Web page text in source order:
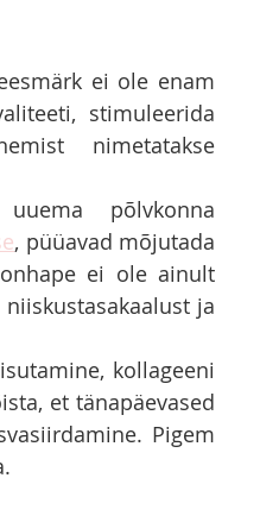
ei ole enam
stimuleerida
nimetatakse
põlvkonna
, püüavad mõjutada
ei ole ainult
ja
kollageeni
et tänapäevased
Pigem